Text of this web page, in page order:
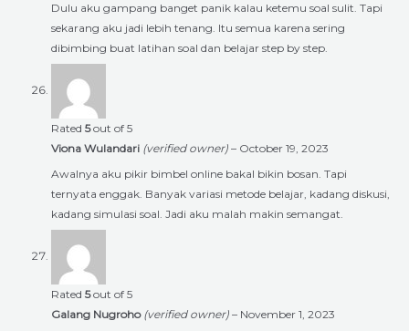
Dulu aku gampang banget panik kalau ketemu soal sulit. Tapi
sekarang aku jadi lebih tenang. Itu semua karena sering
dibimbing buat latihan soal dan belajar step by step.
Rated 5out of 5
Viona Wulandari (verified owner) – October 19, 2023
Awalnya aku pikir bimbel online bakal bikin bosan. Tapi
ternyata enggak. Banyak variasi metode belajar, kadang diskusi,
kadang simulasi soal. Jadi aku malah makin semangat.
Rated 5out of 5
Galang Nugroho (verified owner) – November 1, 2023